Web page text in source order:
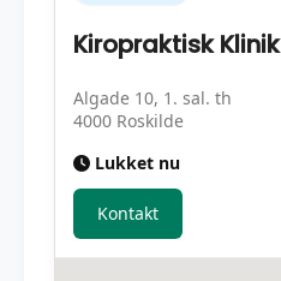
Kiropraktisk Klinik
Algade 10, 1. sal. th
4000 Roskilde
Lukket nu
Kontakt